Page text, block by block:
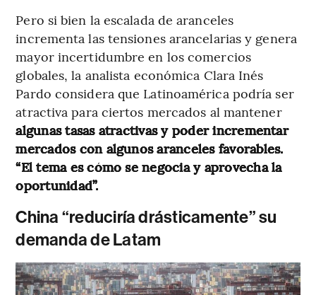
Pero si bien la escalada de aranceles
incrementa las tensiones arancelarias y genera
mayor incertidumbre en los comercios
globales, la analista económica Clara Inés
Pardo considera que Latinoamérica podría ser
atractiva para ciertos mercados al mantener
algunas tasas atractivas y poder incrementar
mercados con algunos aranceles favorables.
“El tema es cómo se negocia y aprovecha la
oportunidad”.
China “reduciría drásticamente” su
demanda de Latam